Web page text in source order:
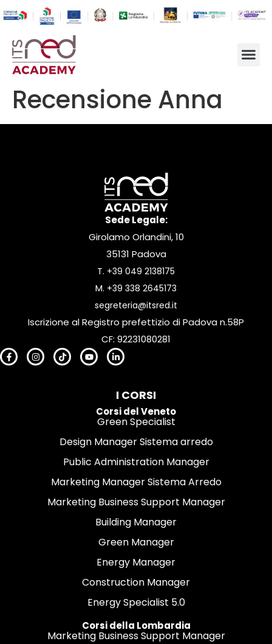
Recensione Anna
Sede Legale:
Girolamo Orlandini, 10
35131 Padova
T. +39 049 2138175
M. +39 338 2645173
segreteria@itsred.it
Iscrizione al Registro prefettizio di Padova n.58P
CF: 92231080281
I CORSI
Corsi del Veneto
Green Specialist
Design Manager Sistema arredo
Public Administration Manager
Marketing Manager Sistema Arredo
Marketing Business Support Manager
Building Manager
Green Manager
Energy Manager
Construction Manager
Energy Specialist 5.0
Corsi della Lombardia
Marketing Business Support Manager